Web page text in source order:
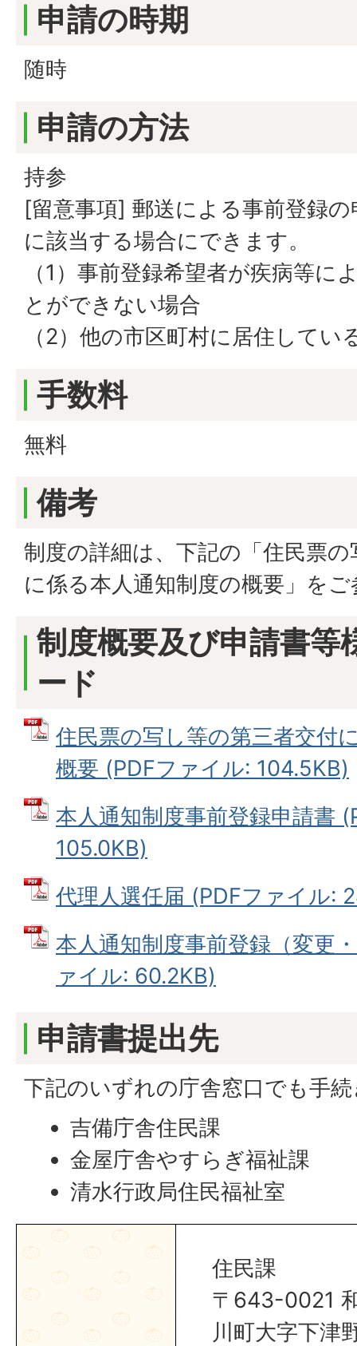
申請の時期
随時
申請の方法
持参
[留意事項] 郵送による事前登録
に該当する場合にできます。
（1）事前登録希望者が疾病等に
とができない場合
（2）他の市区町村に居住してい
手数料
無料
備考
制度の詳細は、下記の「住民票
に係る本人通知制度の概要」を
制度概要及び申請書等
ード
住民票の写し等の第三者交付
概要 (PDFファイル: 104.5KB)
本人通知制度事前登録申請書
105.0KB)
代理人選任届 (PDFファイル:
本人通知制度事前登録（変更
ァイル: 60.2KB)
申請書提出先
下記のいずれの庁舎窓口でも手
吉備庁舎住民課
金屋庁舎やすらぎ福祉課
清水行政局住民福祉室
住民課
〒643-0021
川町大字下津